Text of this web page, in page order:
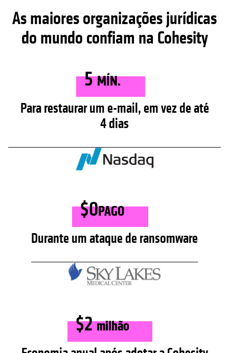
As maiores organizações jurídicas
do mundo confiam na Cohesity
5MÍN.
Para restaurar um e-mail, em vez de até
4 dias
$0PAGO
Durante um ataque de ransomware
$2milhão